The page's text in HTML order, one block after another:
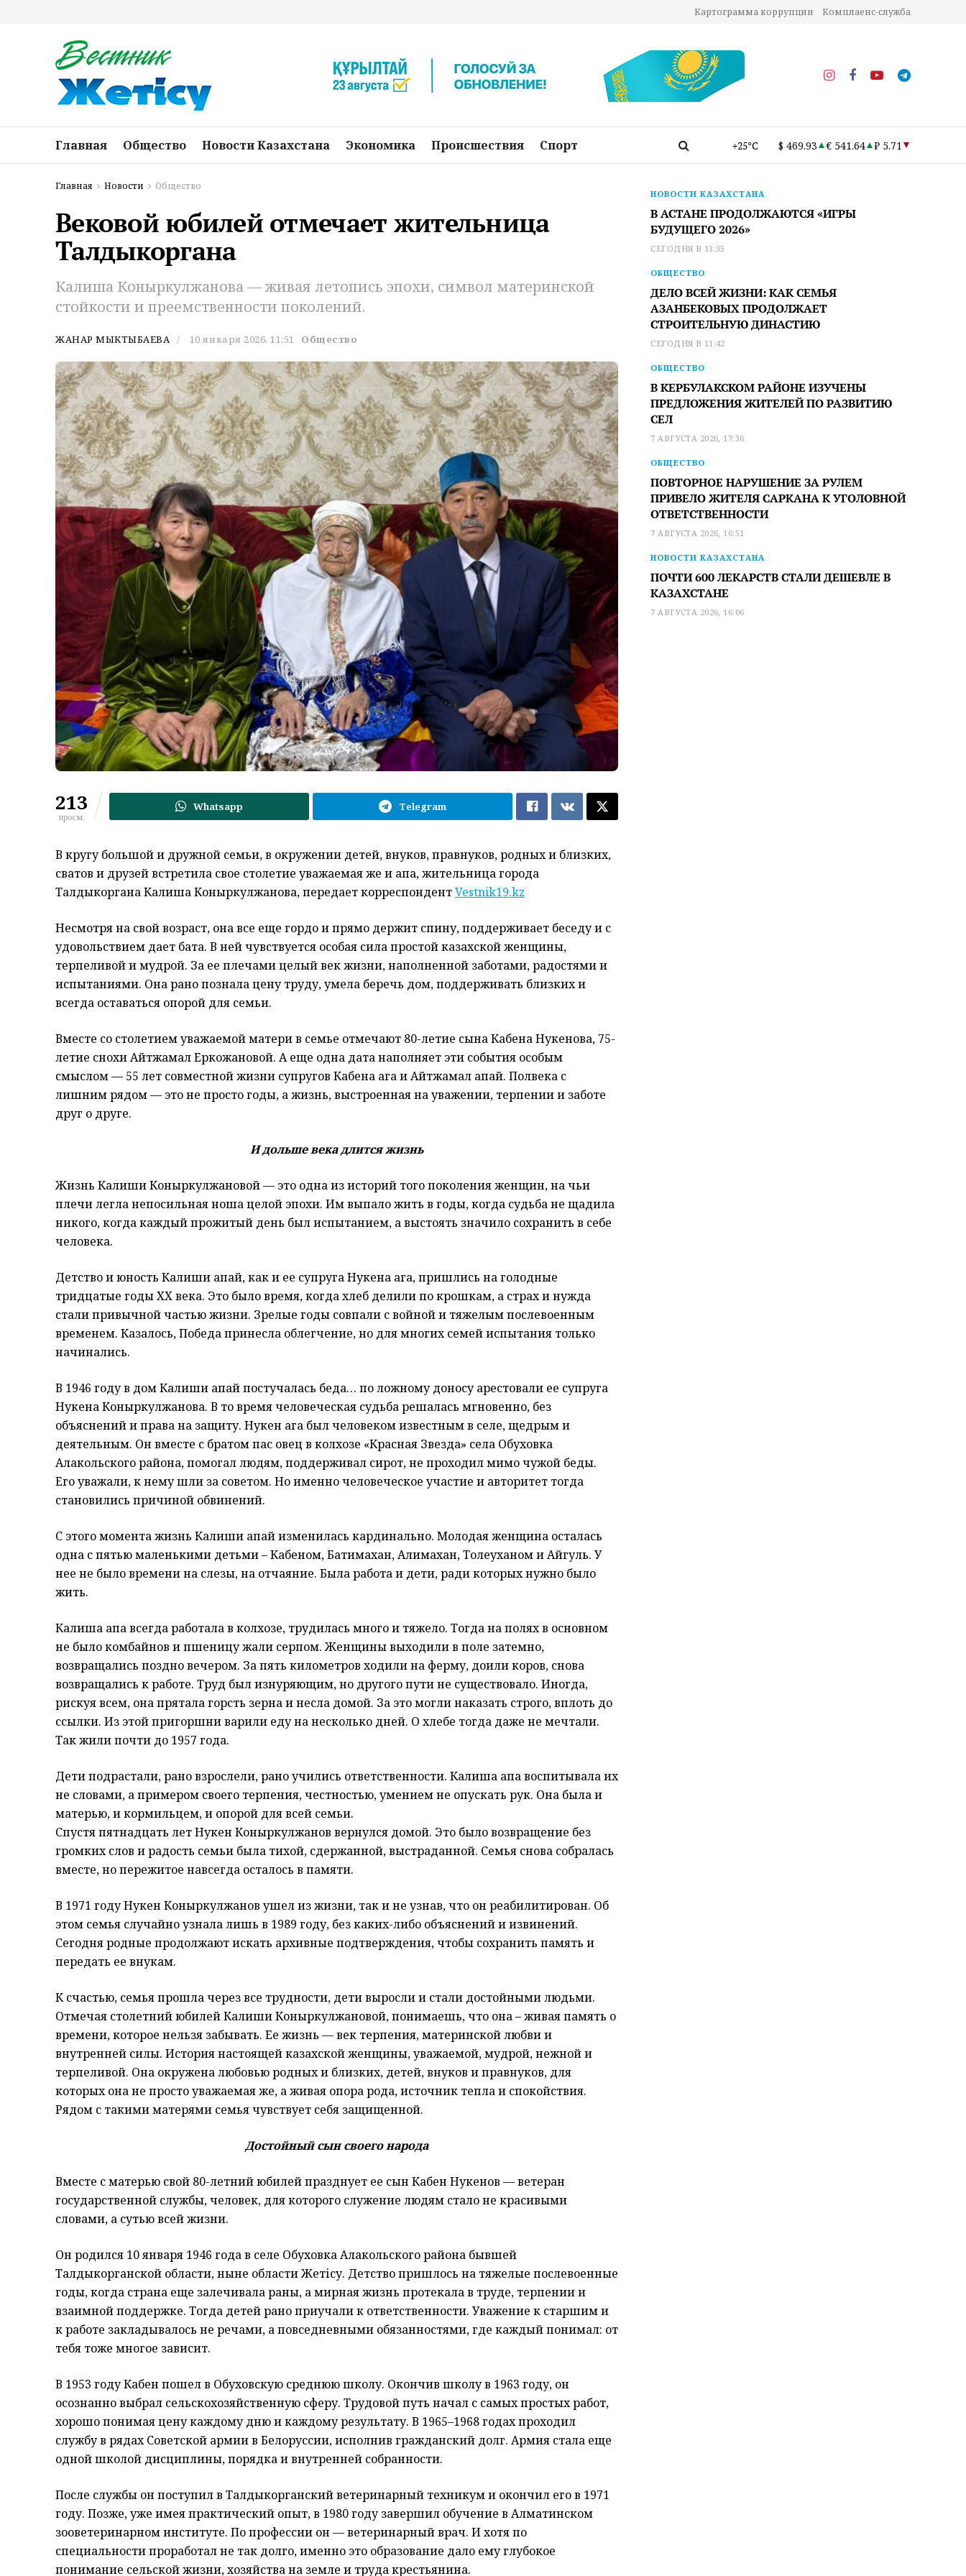
Картограмма коррупции Комплаенс-служба
Главная Общество Новости Казахстана Экономика Происшествия Спорт +25°C $ 469.93 € 541.64 ₽ 5.71
Главная Новости Общество
Вековой юбилей отмечает жительница
Талдыкоргана
Калиша Коныркулжанова — живая летопись эпохи, символ материнской
стойкости и преемственности поколений.
ЖАНАР МЫКТЫБАЕВА 10 января 2026, 11:51 Общество
213
просм.
Whatsapp Telegram
В кругу большой и дружной семьи, в окружении детей, внуков, правнуков, родных и близких,
сватов и друзей встретила свое столетие уважаемая әже и апа, жительница города
Талдыкоргана Калиша Коныркулжанова, передает корреспондентVestnik19.kz
Несмотря на свой возраст, она все еще гордо и прямо держит спину, поддерживает беседу и с
удовольствием дает бата. В ней чувствуется особая сила простой казахской женщины,
терпеливой и мудрой. За ее плечами целый век жизни, наполненной заботами, радостями и
испытаниями. Она рано познала цену труду, умела беречь дом, поддерживать близких и
всегда оставаться опорой для семьи.
Вместе со столетием уважаемой матери в семье отмечают 80-летие сына Кабена Нукенова, 75-
летие снохи Айтжамал Еркожановой. А еще одна дата наполняет эти события особым
смыслом — 55 лет совместной жизни супругов Кабена ага и Айтжамал апай. Полвека с
лишним рядом — это не просто годы, а жизнь, выстроенная на уважении, терпении и заботе
друг о друге.
И дольше века длится жизнь
Жизнь Калиши Коныркулжановой — это одна из историй того поколения женщин, на чьи
плечи легла непосильная ноша целой эпохи. Им выпало жить в годы, когда судьба не щадила
никого, когда каждый прожитый день был испытанием, а выстоять значило сохранить в себе
человека.
Детство и юность Калиши апай, как и ее супруга Нукена ага, пришлись на голодные
тридцатые годы ХХ века. Это было время, когда хлеб делили по крошкам, а страх и нужда
стали привычной частью жизни. Зрелые годы совпали с войной и тяжелым послевоенным
временем. Казалось, Победа принесла облегчение, но для многих семей испытания только
начинались.
В 1946 году в дом Калиши апай постучалась беда… по ложному доносу арестовали ее супруга
Нукена Коныркулжанова. В то время человеческая судьба решалась мгновенно, без
объяснений и права на защиту. Нукен ага был человеком известным в селе, щедрым и
деятельным. Он вместе с братом пас овец в колхозе «Красная Звезда» села Обуховка
Алакольского района, помогал людям, поддерживал сирот, не проходил мимо чужой беды.
Его уважали, к нему шли за советом. Но именно человеческое участие и авторитет тогда
становились причиной обвинений.
С этого момента жизнь Калиши апай изменилась кардинально. Молодая женщина осталась
одна с пятью маленькими детьми – Кабеном, Батимахан, Алимахан, Толеуханом и Айгуль. У
нее не было времени на слезы, на отчаяние. Была работа и дети, ради которых нужно было
жить.
Калиша апа всегда работала в колхозе, трудилась много и тяжело. Тогда на полях в основном
не было комбайнов и пшеницу жали серпом. Женщины выходили в поле затемно,
возвращались поздно вечером. За пять километров ходили на ферму, доили коров, снова
возвращались к работе. Труд был изнуряющим, но другого пути не существовало. Иногда,
рискуя всем, она прятала горсть зерна и несла домой. За это могли наказать строго, вплоть до
ссылки. Из этой пригоршни варили еду на несколько дней. О хлебе тогда даже не мечтали.
Так жили почти до 1957 года.
Дети подрастали, рано взрослели, рано учились ответственности. Калиша апа воспитывала их
не словами, а примером своего терпения, честностью, умением не опускать рук. Она была и
матерью, и кормильцем, и опорой для всей семьи.
Спустя пятнадцать лет Нукен Коныркулжанов вернулся домой. Это было возвращение без
громких слов и радость семьи была тихой, сдержанной, выстраданной. Семья снова собралась
вместе, но пережитое навсегда осталось в памяти.
В 1971 году Нукен Коныркулжанов ушел из жизни, так и не узнав, что он реабилитирован. Об
этом семья случайно узнала лишь в 1989 году, без каких-либо объяснений и извинений.
Сегодня родные продолжают искать архивные подтверждения, чтобы сохранить память и
передать ее внукам.
К счастью, семья прошла через все трудности, дети выросли и стали достойными людьми.
Отмечая столетний юбилей Калиши Коныркулжановой, понимаешь, что она – живая память о
времени, которое нельзя забывать. Ее жизнь — век терпения, материнской любви и
внутренней силы. История настоящей казахской женщины, уважаемой, мудрой, нежной и
терпеливой. Она окружена любовью родных и близких, детей, внуков и правнуков, для
которых она не просто уважаемая әже, а живая опора рода, источник тепла и спокойствия.
Рядом с такими матерями семья чувствует себя защищенной.
Достойный сын своего народа
Вместе с матерью свой 80-летний юбилей празднует ее сын Кабен Нукенов — ветеран
государственной службы, человек, для которого служение людям стало не красивыми
словами, а сутью всей жизни.
Он родился 10 января 1946 года в селе Обуховка Алакольского района бывшей
Талдыкорганской области, ныне области Жетісу. Детство пришлось на тяжелые послевоенные
годы, когда страна еще залечивала раны, а мирная жизнь протекала в труде, терпении и
взаимной поддержке. Тогда детей рано приучали к ответственности. Уважение к старшим и
к работе закладывалось не речами, а повседневными обязанностями, где каждый понимал: от
тебя тоже многое зависит.
В 1953 году Кабен пошел в Обуховскую среднюю школу. Окончив школу в 1963 году, он
осознанно выбрал сельскохозяйственную сферу. Трудовой путь начал с самых простых работ,
хорошо понимая цену каждому дню и каждому результату. В 1965–1968 годах проходил
службу в рядах Советской армии в Белоруссии, исполнив гражданский долг. Армия стала еще
одной школой дисциплины, порядка и внутренней собранности.
После службы он поступил в Талдыкорганский ветеринарный техникум и окончил его в 1971
году. Позже, уже имея практический опыт, в 1980 году завершил обучение в Алматинском
зооветеринарном институте. По профессии он — ветеринарный врач. И хотя по
специальности проработал не так долго, именно это образование дало ему глубокое
понимание сельской жизни, хозяйства на земле и труда крестьянина.
НОВОСТИ КАЗАХСТАНА
В АСТАНЕ ПРОДОЛЖАЮТСЯ «ИГРЫ
БУДУЩЕГО 2026»
СЕГОДНЯ В 13:35
ОБЩЕСТВО
ДЕЛО ВСЕЙ ЖИЗНИ: КАК СЕМЬЯ
АЗАНБЕКОВЫХ ПРОДОЛЖАЕТ
СТРОИТЕЛЬНУЮ ДИНАСТИЮ
СЕГОДНЯ В 11:42
ОБЩЕСТВО
В КЕРБУЛАКСКОМ РАЙОНЕ ИЗУЧЕНЫ
ПРЕДЛОЖЕНИЯ ЖИТЕЛЕЙ ПО РАЗВИТИЮ
СЕЛ
7 АВГУСТА 2026, 17:36
ОБЩЕСТВО
ПОВТОРНОЕ НАРУШЕНИЕ ЗА РУЛЕМ
ПРИВЕЛО ЖИТЕЛЯ САРКАНА К УГОЛОВНОЙ
ОТВЕТСТВЕННОСТИ
7 АВГУСТА 2026, 16:51
НОВОСТИ КАЗАХСТАНА
ПОЧТИ 600 ЛЕКАРСТВ СТАЛИ ДЕШЕВЛЕ В
КАЗАХСТАНЕ
7 АВГУСТА 2026, 16:06